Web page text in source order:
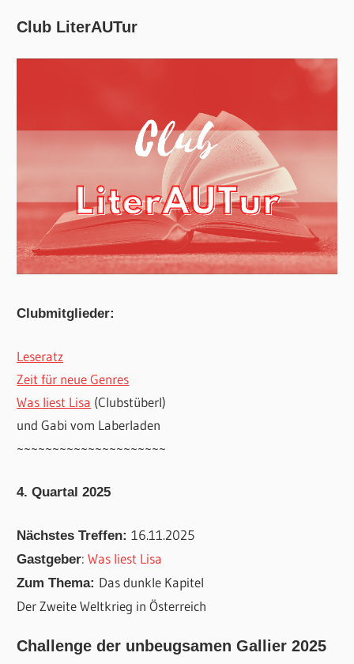
Club LiterAUTur
Clubmitglieder:
Leseratz
Zeit für neue Genres
Was liest Lisa (Clubstüberl)
und Gabi vom Laberladen
~~~~~~~~~~~~~~~~~~~~~
4. Quartal 2025
Nächstes Treffen:16.11.2025
Gastgeber:Was liest Lisa
Zum Thema: Das dunkle Kapitel
Der Zweite Weltkrieg in Österreich
Challenge der unbeugsamen Gallier 2025